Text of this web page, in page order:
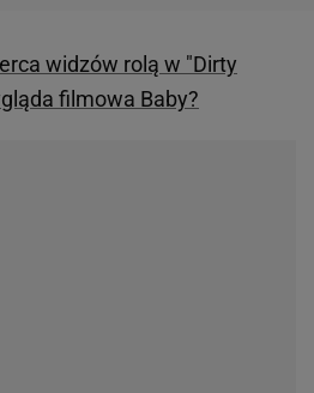
widzów rolą w "Dirty
filmowa Baby?